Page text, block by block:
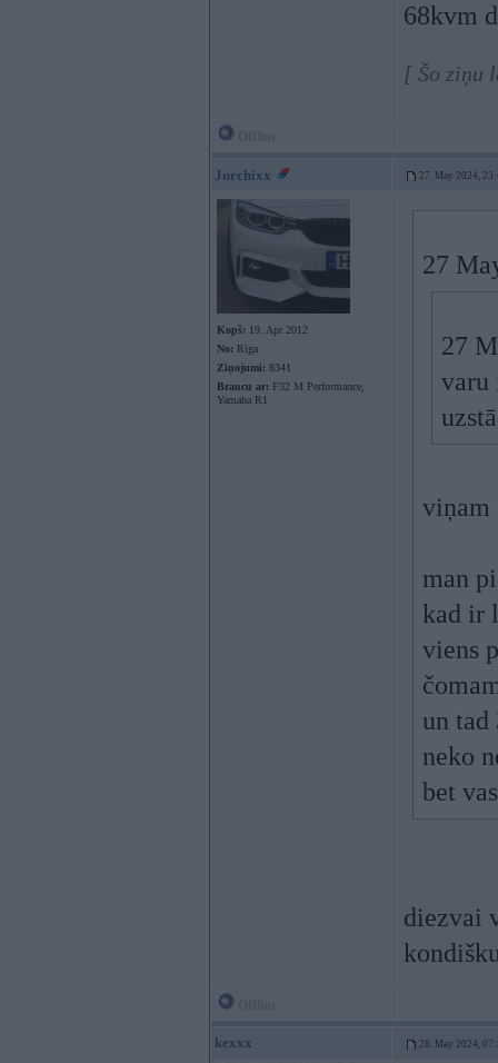
68kvm
[ Šo ziņu
Jurchixx 27. May 2024,
Kopš: 19. Apr 2012
No: Rīga
Ziņojumi: 8341
Braucu ar: F32 M Performance,
Yamaha R1
27
27
varu
viņam
man
kad ir
viens
un tad
neko
bet
diezvai
kexxx 28. May 2024,